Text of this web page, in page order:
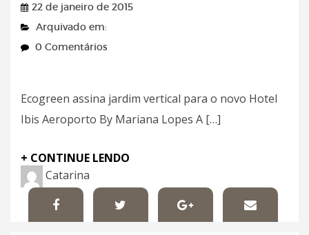
22 de janeiro de 2015
Arquivado em:
0 Comentários
Ecogreen assina jardim vertical para o novo Hotel
Ibis Aeroporto By Mariana Lopes A […]
+ CONTINUE LENDO
Catarina